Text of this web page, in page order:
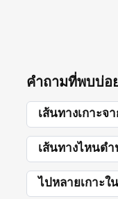
คำถามที่พบบ่อย
เส้นทางเกาะจ
เส้นทางไหนด
ไปหลายเกาะใ